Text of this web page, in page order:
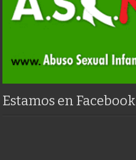
Estamos en Facebook